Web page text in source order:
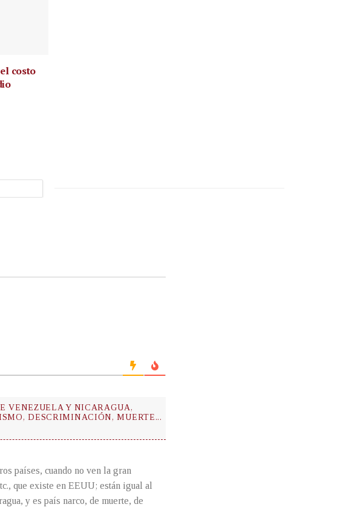
costo
VENEZUELA Y NICARAGUA,
DESCRIMINACIÓN, MUERTE...
países, cuando no ven la gran
que existe en EEUU; están igual al
y es país narco, de muerte, de